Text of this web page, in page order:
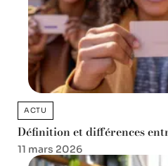
ACTU
Définition et différences
11 mars 2026